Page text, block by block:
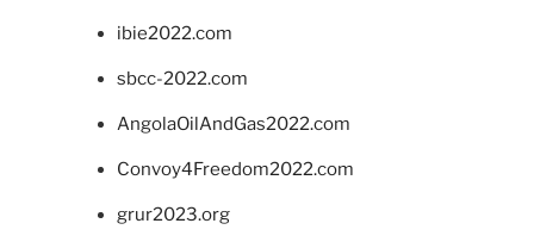
ibie2022.com
sbcc-2022.com
AngolaOilAndGas2022.com
Convoy4Freedom2022.com
grur2023.org